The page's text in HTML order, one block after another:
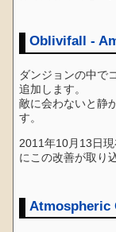
Oblivifall -
ダンジョンの中で
追加します。
敵に会わないと静
す。
2011年10月13日
にこの改善が取り
Atmospheric